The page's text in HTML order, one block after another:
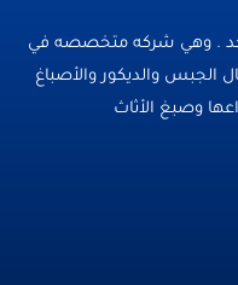
. وهي شركه متخصصه في
الجبس والديكور والأصباغ
وصبغ الأثاث